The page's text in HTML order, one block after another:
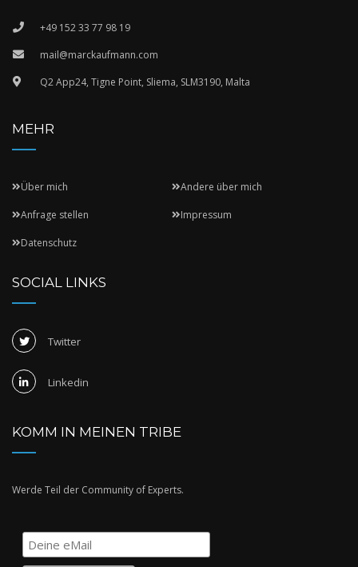
+49 152 33 77 98 19
mail@marckaufmann.com
Q2 App24, Tigne Point, Sliema, SLM3190, Malta
MEHR
Über mich Andere über mich
Anfrage stellen Impressum
Datenschutz
SOCIAL LINKS
Twitter
Linkedin
KOMM IN MEINEN TRIBE
Werde Teil der Community of Experts.